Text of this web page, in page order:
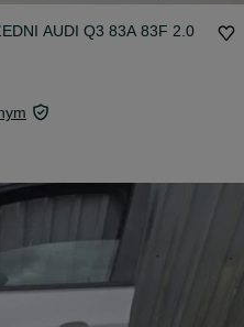
AUDI Q3 83A 83F 2.0